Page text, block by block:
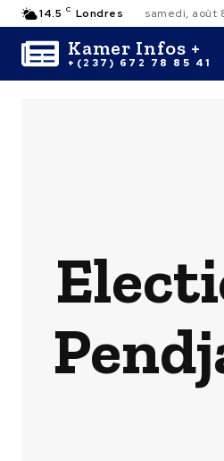
14.5 C Londres samedi, août
Kamer Infos +
+(237) 672 78 85 41